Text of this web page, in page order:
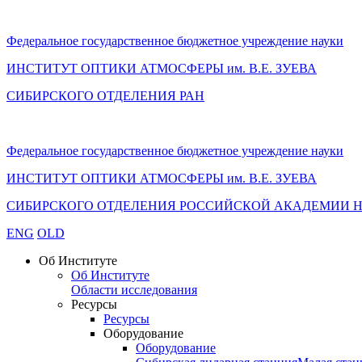
Федеральное государственное бюджетное учреждение науки
ИНСТИТУТ ОПТИКИ АТМОСФЕРЫ им. В.Е. ЗУЕВА
СИБИРСКОГО ОТДЕЛЕНИЯ РАН
Федеральное государственное бюджетное учреждение науки
ИНСТИТУТ ОПТИКИ АТМОСФЕРЫ им. В.Е. ЗУЕВА
СИБИРСКОГО ОТДЕЛЕНИЯ РОССИЙСКОЙ АКАДЕМИИ
ENG OLD
Об Институте
Об Институте
Области исследования
Ресурсы
Ресурсы
Оборудование
Оборудование